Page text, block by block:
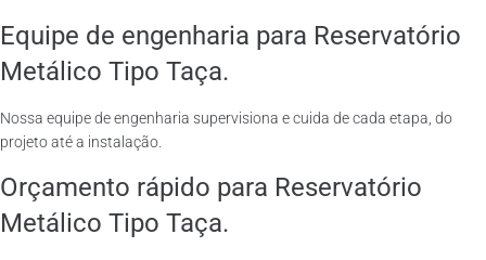
Equipe de engenharia para Reservatório
Metálico Tipo Taça.
Nossa equipe de engenharia supervisiona e cuida de cada etapa, do
projeto até a instalação.
Orçamento rápido para Reservatório
Metálico Tipo Taça.